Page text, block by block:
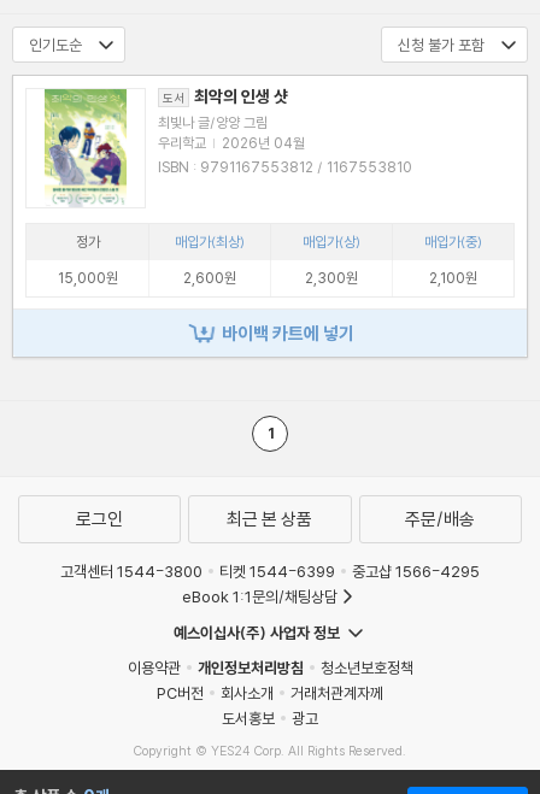
도서 최악의 인생 샷
최빛나 글/양양 그림
우리학교 | 2026년 04월
ISBN : 9791167553812 / 1167553810
정가 매입가(최상) 매입가(상)
매입가(중)
15,000원
2,600원 2,300원 2,100원
바이백 카트에 넣기
1
로그인 최근 본 상품 주문/배송
고객센터 1544-3800 티켓 1544-6399
중고샵 1566-4295
eBook 1:1문의/채팅상담
예스이십사(주) 사업자 정보
이용약관
개인정보처리방침
청소년보호정책
PC버전
회사소개
거래처관계자께
도서홍보
광고
Copyright © YES24 Corp. All Rights Reserved.
MATOM13